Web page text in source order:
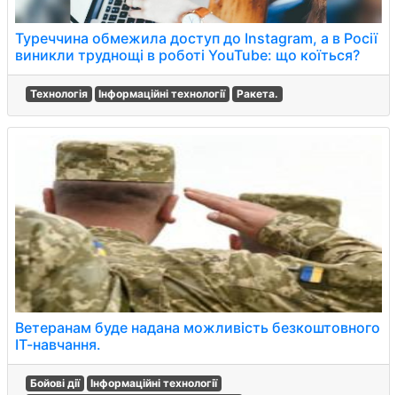
Туреччина обмежила доступ до Instagram, а в Росії
виникли труднощі в роботі YouTube: що коїться?
Технологія Інформаційні технології Ракета.
Ветеранам буде надана можливість безкоштовного
ІТ-навчання.
Бойові дії
Інформаційні технології